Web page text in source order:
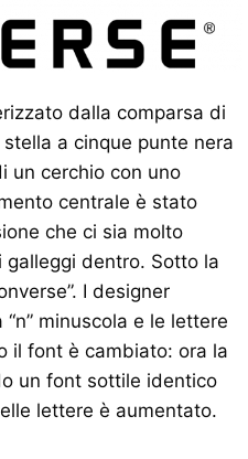
dalla comparsa di
a cinque punte nera
un cerchio con uno
centrale è stato
che ci sia molto
galleggi dentro. Sotto la
I designer
minuscola e le lettere
il font è cambiato: ora la
un font sottile identico
lettere è aumentato.